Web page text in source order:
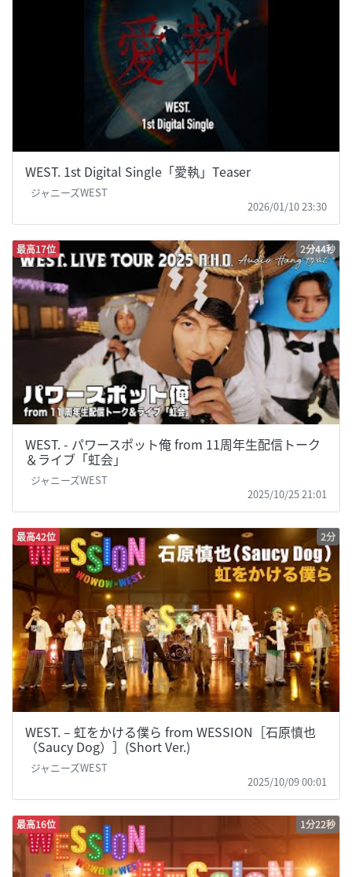
WEST. 1st Digital Single「愛執」Teaser
ジャニーズWEST
2026/01/10 23:30
最高17位 2分44秒
WEST. - パワースポット俺 from 11周年生配信トーク
＆ライブ「虹会」
ジャニーズWEST
2025/10/25 21:01
最高42位 2分
WEST. – 虹をかける僕ら from WESSION［石原慎也
（Saucy Dog）］(Short Ver.)
ジャニーズWEST
2025/10/09 00:01
最高16位 1分22秒